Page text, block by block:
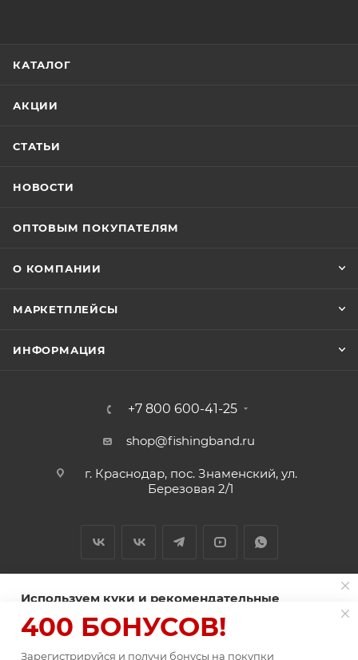
КАТАЛОГ
АКЦИИ
СТАТЬИ
НОВОСТИ
ОПТОВЫМ ПОКУПАТЕЛЯМ
О КОМПАНИИ
МАРКЕТПЛЕЙСЫ
ИНФОРМАЦИЯ
+7 800 600-41-25
shop@fishingband.ru
г. Краснодар, пос. Знаменский, ул.
Березовая 2/1
2026 © ИП Нитиевский А.В.
Используем куки и рекомендательные
Пользуясь сайтом Fishingband.ru, вы соглашаетесь на
использованиефайлов куки.
400 БОНУСОВ!
Зарегистрируйся и получи бонусы на покупки